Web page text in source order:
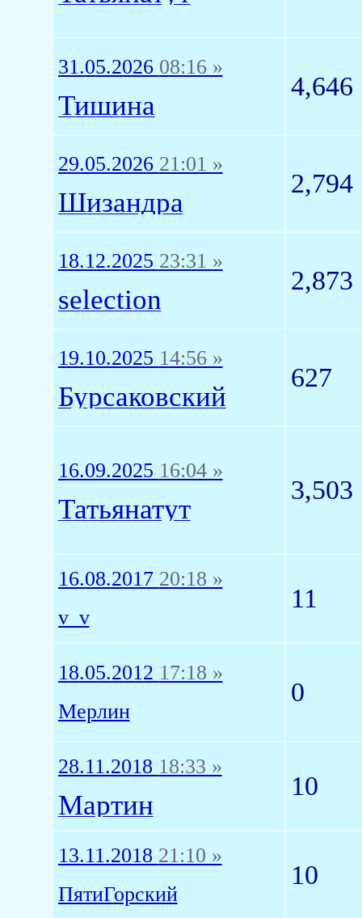
31.05.2026 08:16 »
Тишина
4,646
29.05.2026 21:01 »
Шизандра
2,794
18.12.2025 23:31 »
selection
2,873
19.10.2025 14:56 »
Бурсаковский
627
16.09.2025 16:04 »
Татьянатут
3,503
16.08.2017 20:18 »
v_v
11
18.05.2012 17:18 »
Мерлин
0
28.11.2018 18:33 »
Мартин
10
13.11.2018 21:10 »
ПятиГорский
10